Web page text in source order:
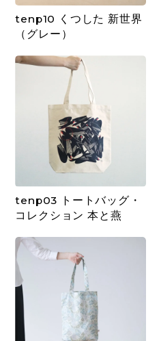
tenp10 くつした 新世界
（グレー）
tenp03 トートバッグ・
コレクション 本と燕